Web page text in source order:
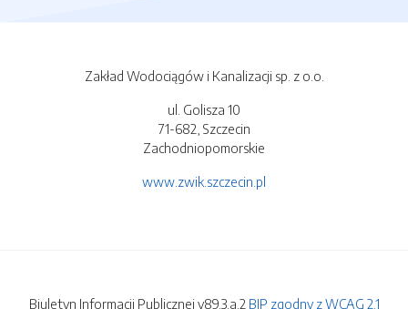
Zakład Wodociągów i Kanalizacji sp. z o.o.
ul. Golisza 10
71-682, Szczecin
Zachodniopomorskie
www.zwik.szczecin.pl
Biuletyn Informacji Publicznej v89.3.a.2 BIP zgodny z WCAG 2.1